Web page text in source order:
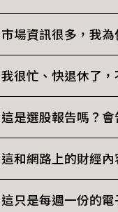
市場資訊很多，我
富地圖，才知道下一
這份備忘錄發揮商業
真正值得思考的訊號
跟企業經營一樣，方
我很忙、快退休了
AI與通膨正讓財富重
DRAM為何不再只是
來？再用舊思維看新
你不需要盲目衝進科
道該怎麼做決定。
這是選股報告嗎？
編輯團隊會幫你拆解
層邏輯：一家公司為
但我們不會告訴你何
這和網路上的財經內
對專注於職場的你：
這只是每週一份的